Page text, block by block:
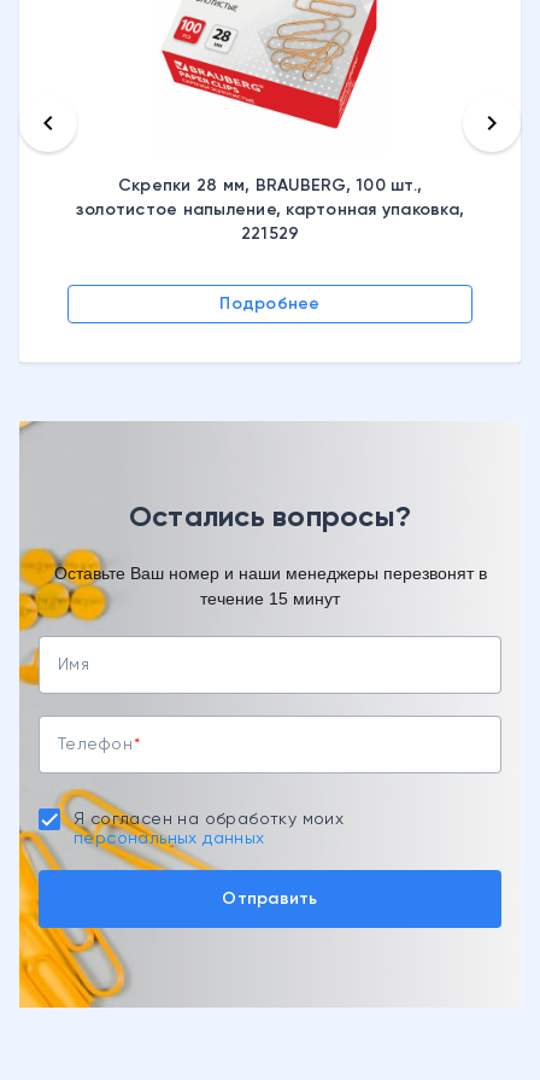
Скрепки 28 мм, BRAUBERG, 100 шт.,
золотистое напыление, картонная упаковка,
221529
Подробнее
keyboard_arrow_left keyboard_arrow_right
Остались вопросы?
Оставьте Ваш номер и наши менеджеры перезвонят в
течение 15 минут
Имя
Телефон
Я согласен на обработку моих
персональных данных
Отправить